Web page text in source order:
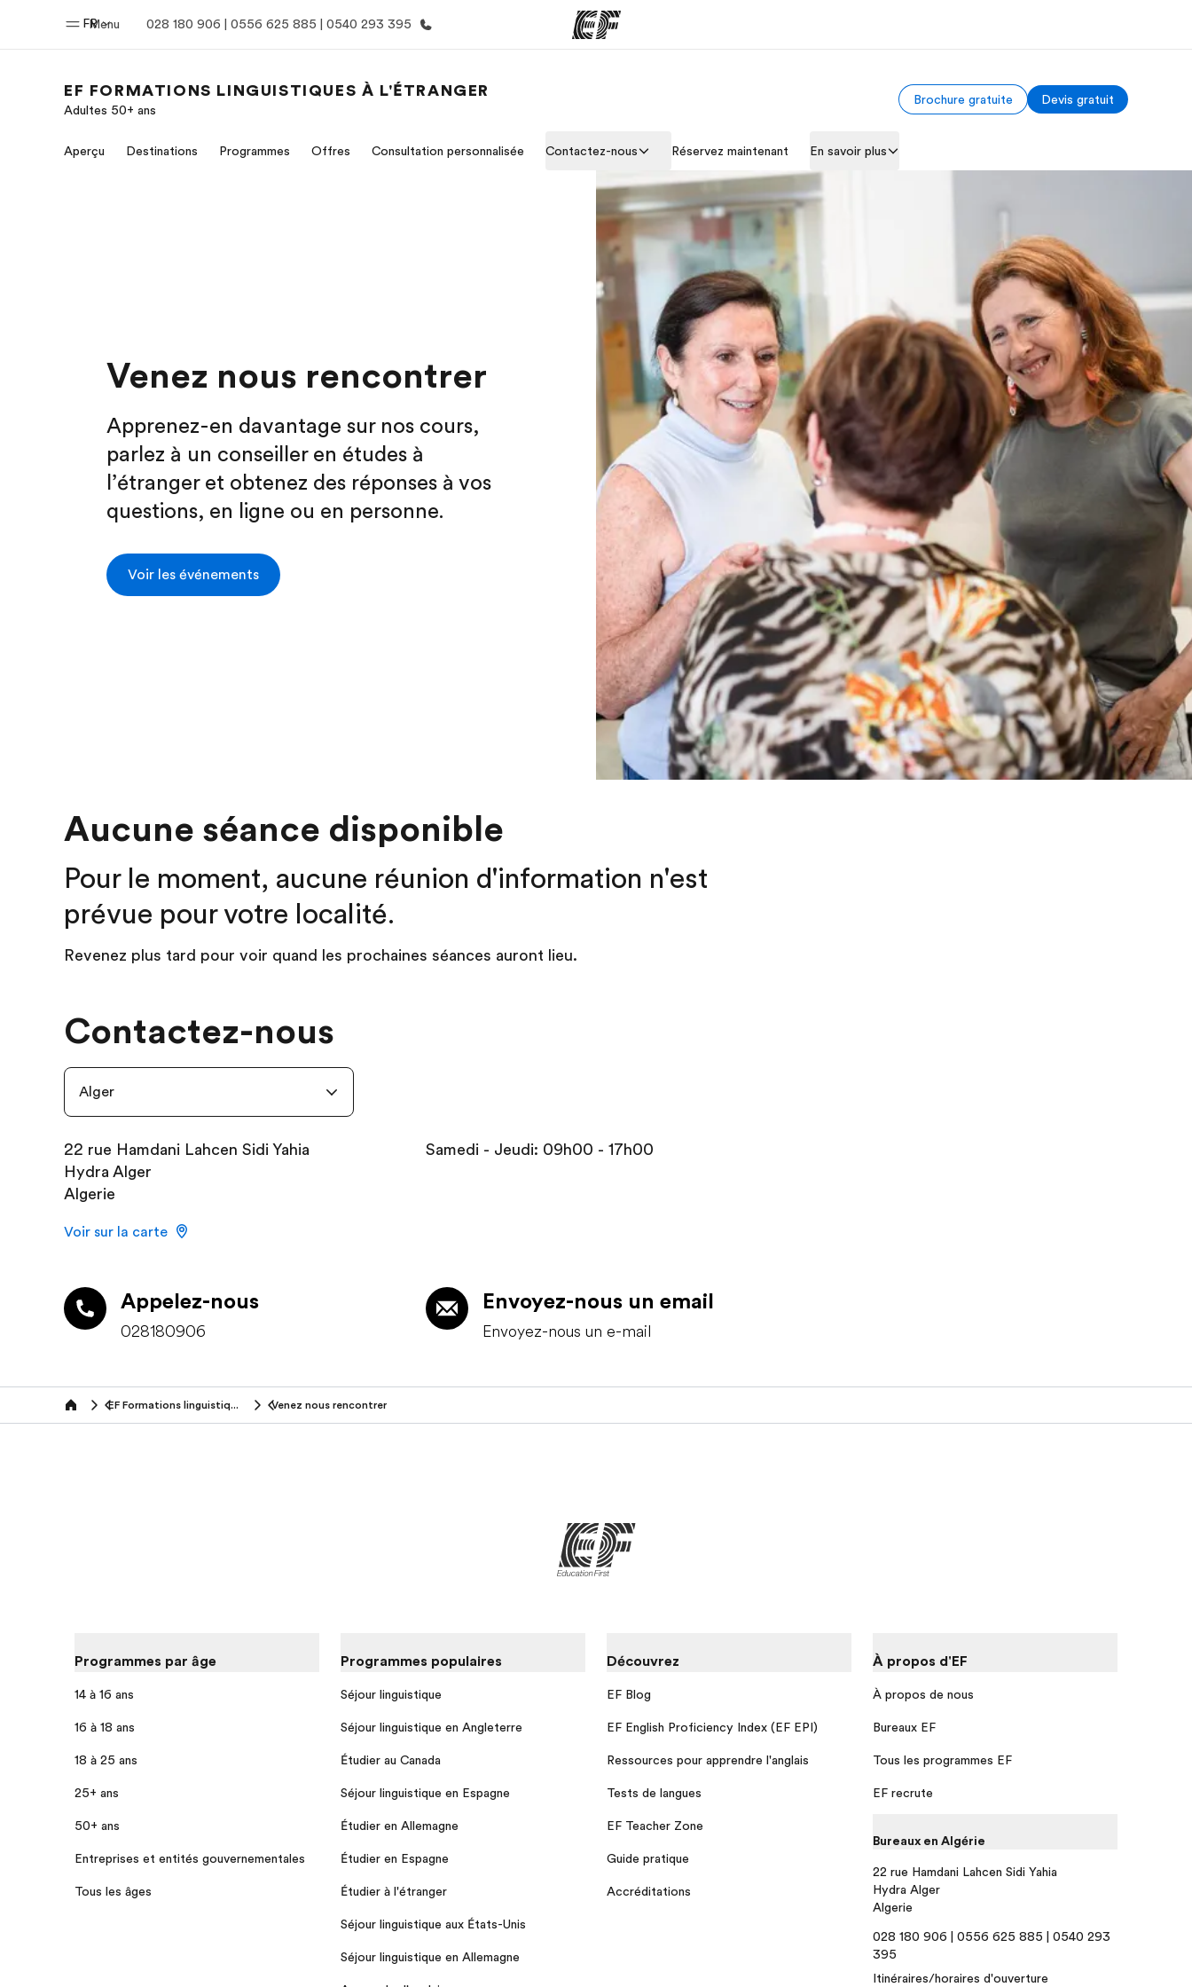
Menu
FR 028 180 906 | 0556 625 885 | 0540 293 395
Bienvenue chez EF Nos offres Trouver un bureau Qui sommes-nous ?
EF FORMATIONS LINGUISTIQUES À L'ÉTRANGER
Adultes 50+ ans
Brochure gratuite Devis gratuit
Aperçu Destinations Programmes Offres Consultation personnalisée Contactez-nous Réservez maintenant En savoir plus
Venez nous rencontrer
Apprenez-en davantage sur nos cours,
parlez à un conseiller en études à
l’étranger et obtenez des réponses à vos
questions, en ligne ou en personne.
Voir les événements
Aucune séance disponible
Pour le moment, aucune réunion d'information n'est
prévue pour votre localité.
Revenez plus tard pour voir quand les prochaines séances auront lieu.
Contactez-nous
Alger
22 rue Hamdani Lahcen Sidi Yahia
Hydra Alger
Algerie
Voir sur la carte
Samedi - Jeudi: 09h00 - 17h00
Appelez-nous
028180906
Envoyez-nous un email
Envoyez-nous un e-mail
Home EF Formations linguistiques à l'étranger (50+ ans) Venez nous rencontrer
Programmes par âge
14 à 16 ans
16 à 18 ans
18 à 25 ans
25+ ans
50+ ans
Entreprises et entités gouvernementales
Tous les âges
Programmes populaires
Séjour linguistique
Séjour linguistique en Angleterre
Étudier au Canada
Séjour linguistique en Espagne
Étudier en Allemagne
Étudier en Espagne
Étudier à l'étranger
Séjour linguistique aux États-Unis
Séjour linguistique en Allemagne
Découvrez
EF Blog
EF English Proficiency Index (EF EPI)
Ressources pour apprendre l'anglais
Tests de langues
EF Teacher Zone
Guide pratique
Accréditations
À propos d'EF
À propos de nous
Bureaux EF
Tous les programmes EF
EF recrute
Bureaux en Algérie
22 rue Hamdani Lahcen Sidi Yahia
Hydra Alger
Algerie
028 180 906 | 0556 625 885 | 0540 293
395
Itinéraires/horaires d'ouverture